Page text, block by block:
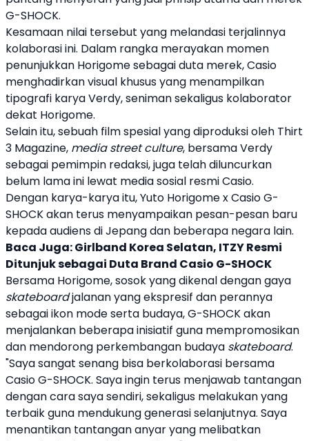
G-SHOCK.
Kesamaan nilai tersebut yang melandasi terjalinnya
kolaborasi ini. Dalam rangka merayakan momen
penunjukkan Horigome sebagaiduta merek,Casio
menghadirkan visual khusus yang menampilkan
tipografi karya Verdy, seniman sekaligus kolaborator
dekat Horigome.
Selain itu, sebuah film spesial yang diproduksi oleh Thirt
3 Magazine, media street culture, bersama Verdy
sebagai pemimpin redaksi, juga telah diluncurkan
belum lama ini lewat media sosial resmiCasio.
Dengan karya-karya itu,Yuto HorigomexCasioG-
SHOCK akan terus menyampaikan pesan-pesan baru
kepada audiens di Jepang dan beberapa negara lain.
Baca Juga:Girlband Korea Selatan, ITZY Resmi
Ditunjuk sebagai Duta Brand Casio G-SHOCK
Bersama Horigome, sosok yang dikenal dengan gaya
skateboardjalanan yang ekspresif dan perannya
sebagai ikon mode serta budaya, G-SHOCK akan
menjalankan beberapa inisiatif guna mempromosikan
dan mendorong perkembangan budaya skateboard.
"Saya sangat senang bisa berkolaborasi bersama
CasioG-SHOCK. Saya ingin terus menjawab tantangan
dengan cara saya sendiri, sekaligus melakukan yang
terbaik guna mendukung generasi selanjutnya. Saya
menantikan tantangan anyar yang melibatkan